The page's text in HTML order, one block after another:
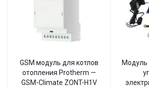
GSM модуль для котлов
отопления Protherm —
GSM-Climate ZONT-H1V
Модуль